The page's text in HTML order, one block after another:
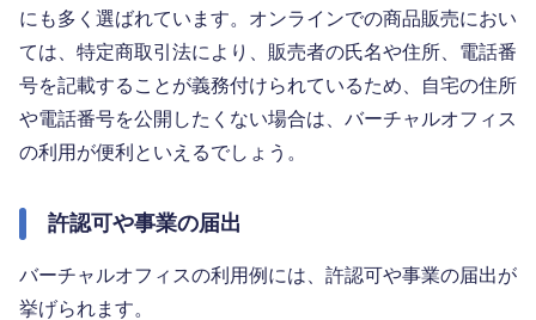
にも多く選ばれています。オンラインでの商品販売におい
ては、特定商取引法により、販売者の氏名や住所、電話番
号を記載することが義務付けられているため、自宅の住所
や電話番号を公開したくない場合は、バーチャルオフィス
の利用が便利といえるでしょう。
許認可や事業の届出
バーチャルオフィスの利用例には、許認可や事業の届出が
挙げられます。